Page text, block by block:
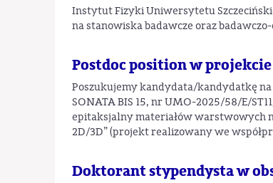
Instytut Fizyki Uniwersytetu
na stanowiska badawcze oraz
Postdoc position w
Poszukujemy kandydata/kandydatkę
SONATA BIS 15, nr UMO-2025/58/E/
epitaksjalny materiałów warstwowych
2D/3D” (projekt realizowany we
Doktorant stypendysta w